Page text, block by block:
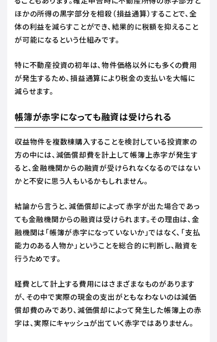
ほかの所得の黒字部分を相殺（損益通算）することで、全
体の利益を減らすことができ、結果的に税額を抑えること
が可能になるという仕組みです。
特に不動産投資の初年は、物件価格以外にも多くの費用
が発生するため、損益通算により税金の支払いを大幅に
減らせます。
帳簿が赤字になっても融資は受けられる
収益物件を複数棟購入することを検討している投資家の
方の中には、減価償却費を計上して帳簿上赤字が発生す
ると、金融機関からの融資が受けられなくなるのではない
かと不安に思う人もいるかもしれません。
結論から言うと、減価償却によって赤字が出た場合であっ
ても金融機関からの融資は受けられます。その理由は、金
融機関は「帳簿が赤字になっていないか」ではなく、「支払
能力のある人物か」ということを総合的に判断し、融資を
行うためです。
経費として計上する費用にはさまざまなものがあります
が、その中で実際の現金の支出がともなわないのは減価
償却費のみであり、減価償却によって発生した帳簿上の赤
字は、実際にキャッシュが出ていく赤字ではありません。